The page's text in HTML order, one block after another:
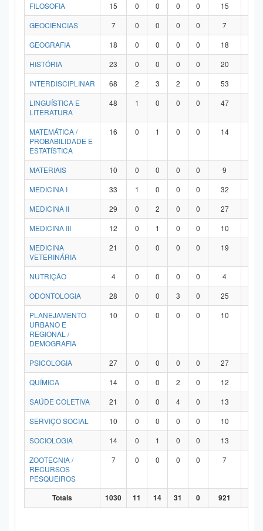
FILOSOFIA
15 0 0 0 0 15
GEOCIÊNCIAS
7 0 0 0 0 7
GEOGRAFIA
18 0 0 0 0 18
HISTÓRIA
23 0 0 0 0 20
INTERDISCIPLINAR
68 2 3 2 0 53
LINGUÍSTICA E
LITERATURA
48 1 0 0 0 47
MATEMÁTICA /
PROBABILIDADE E
ESTATÍSTICA
16 0 1 0 0 14
MATERIAIS 10 0 0 0 0 9
MEDICINA I
33 1 0 0 0 32
MEDICINA II
29 0 2 0 0 27
MEDICINA III
12 0 1 0 0 10
MEDICINA
VETERINÁRIA
21 0 0 0 0 19
NUTRIÇÃO 4 0 0 0 0 4
ODONTOLOGIA
28 0 0 3 0 25
PLANEJAMENTO
URBANO E
REGIONAL /
DEMOGRAFIA
10 0 0 0 0 10
PSICOLOGIA 27 0 0 0 0 27
QUÍMICA
14 0 0 2 0 12
SAÚDE COLETIVA
21 0 0 4 0 13
SERVIÇO SOCIAL
10 0 0 0 0 10
SOCIOLOGIA
14 0 1 0 0 13
ZOOTECNIA /
RECURSOS
PESQUEIROS
7 0 0 0 0 7
Totais 1030 11 14 31 0 921